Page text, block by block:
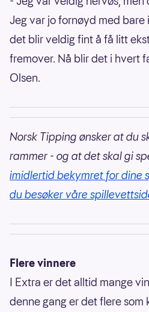
Jeg var jo fornøyd med bare
det blir veldig fint å få litt
fremover. Nå blir det i hvert
Olsen.
Norsk Tipping ønsker at du
rammer - og at det skal gi
imidlertid bekymret for dine
du besøker våre
Flere vinnere
I Extra er det alltid mange
denne gang er det flere som